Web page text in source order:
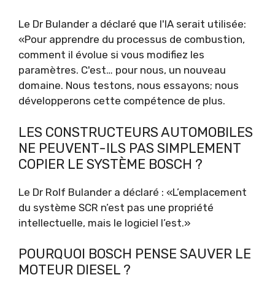
Le Dr Bulander a déclaré que l'IA serait utilisée:
«Pour apprendre du processus de combustion,
comment il évolue si vous modifiez les
paramètres. C'est… pour nous, un nouveau
domaine. Nous testons, nous essayons; nous
développerons cette compétence de plus.
LES CONSTRUCTEURS AUTOMOBILES
NE PEUVENT-ILS PAS SIMPLEMENT
COPIER LE SYSTÈME BOSCH ?
Le Dr Rolf Bulander a déclaré : «L’emplacement
du système SCR n’est pas une propriété
intellectuelle, mais le logiciel l’est.»
POURQUOI BOSCH PENSE SAUVER LE
MOTEUR DIESEL ?